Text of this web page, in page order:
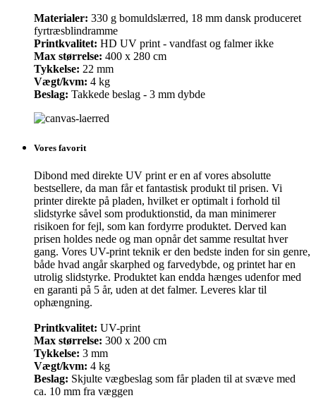
Materialer: 330 g bomuldslærred, 18 mm dansk produceret
fyrtræsblindramme
Printkvalitet: HD UV print - vandfast og falmer ikke
Max størrelse: 400 x 280 cm
Tykkelse: 22 mm
Vægt/kvm: 4 kg
Beslag: Takkede beslag - 3 mm dybde
Vores favorit
Dibond med direkte UV print er en af vores absolutte
bestsellere, da man får et fantastisk produkt til prisen. Vi
printer direkte på pladen, hvilket er optimalt i forhold til
slidstyrke såvel som produktionstid, da man minimerer
risikoen for fejl, som kan fordyrre produktet. Derved kan
prisen holdes nede og man opnår det samme resultat hver
gang. Vores UV-print teknik er den bedste inden for sin genre,
både hvad angår skarphed og farvedybde, og printet har en
utrolig slidstyrke. Produktet kan endda hænges udenfor med
en garanti på 5 år, uden at det falmer. Leveres klar til
ophængning.
Printkvalitet: UV-print
Max størrelse: 300 x 200 cm
Tykkelse: 3 mm
Vægt/kvm: 4 kg
Beslag: Skjulte vægbeslag som får pladen til at svæve med
ca. 10 mm fra væggen